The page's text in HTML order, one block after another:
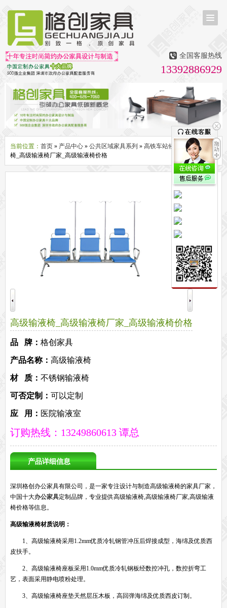
首页
茶台茶桌
多媒体会议室家具
办公屏风隔断系列
办公屏风卡位
高隔断墙 折叠屏风
组合职员台
办公桌系列
经理办公桌
会议桌
办公椅系列
休闲椅
老板大班椅 职员办公椅 会议椅
人体工学椅
钢制文件柜
前台接待系列
接待家具
培训家具系列
培训桌
公共区域家具系列
高铁车站候车椅
酒店公寓家具
他们正在使用格创家具
无纸化会议系统案例
办公家具案例
办公家具资讯
走进格创家具
联系北琛深圳办公家具厂
关于北琛品牌办公家具
申请友情链接
全国客服热线
13392886929
当前位置： 首页» 产品中心» 公共区域家具系列 » 高铁车站候车椅» 高级输液
椅_高级输液椅厂家_高级输液椅价格
高级输液椅_高级输液椅厂家_高级输液椅价格
品 牌： 格创家具
产品名称： 高级输液椅
材 质： 不锈钢输液椅
可否定制： 可以定制
应 用： 医院输液室
订购热线：13249860613 谭总
产品详细信息
深圳格创办公家具有限公司，是一家专注设计与制造高级输液椅的家具厂家，
中国十大办公家具定制品牌，专业提供高级输液椅,高级输液椅厂家,高级输液
椅价格等信息。
高级输液椅材质说明：
1、高级输液椅采用1.2mm优质冷轧钢管冲压后焊接成型，海绵及优质西
皮扶手。
2、高级输液椅座板采用1.0mm优质冷轧钢板经数控冲孔，数控折弯工
艺，表面采用静电喷粉处理。
3、高级输液椅座垫天然层压木板，高回弹海绵及优质西皮订制。